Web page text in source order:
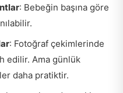
: Bebeğin başına göre
: Fotoğraf çekimlerinde
edilir. Ama günlük
daha pratiktir.